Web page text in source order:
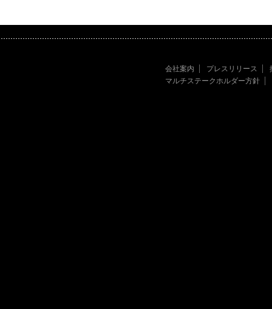
会社案内 プレスリリース
マルチステークホルダー方針